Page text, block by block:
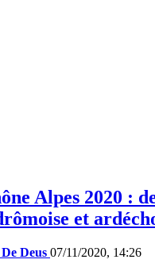
Alpes 2020 :
et
Deus 07/11/2020, 14:26